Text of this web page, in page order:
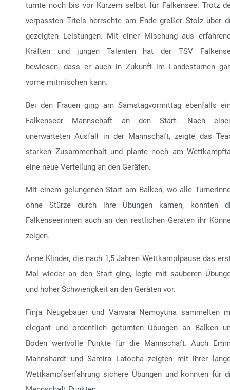
turnte noch bis vor Kurzem selbst für Falkensee. Trotz
verpassten Titels herrschte am Ende großer Stolz über
gezeigten Leistungen. Mit einer Mischung aus
Kräften und jungen Talenten hat der TSV
bewiesen, dass er auch in Zukunft im Landesturnen
vorne mitmischen kann.
Bei den Frauen ging am Samstagvormittag ebenfalls
Falkenseer Mannschaft an den Start. Nach
unerwarteten Ausfall in der Mannschaft, zeigte das
starken Zusammenhalt und plante noch am
eine neue Verteilung an den Geräten.
Mit einem gelungenen Start am Balken, wo alle
ohne Stürze durch ihre Übungen kamen, konnten
Falkenseerinnen auch an den restlichen Geräten ihr
zeigen.
Anne Klinder, die nach 1,5 Jahren Wettkampfpause das
Mal wieder an den Start ging, legte mit sauberen
und hoher Schwierigkeit an den Geräten vor.
Finja Neugebauer und Varvara Nemoytina sammelten
elegant und ordentlich geturnten Übungen an Balken
Boden wertvolle Punkte für die Mannschaft. Auch
Mannshardt und Samira Latocha zeigten mit ihrer
Wettkampfserfahrung sichere Übungen und konnten für